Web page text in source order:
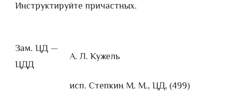
Инструктируйте причастных.
Зам. ЦД —
ЦДД
А. Л. Кужель
исп. Степкин М. М., ЦД, (499)